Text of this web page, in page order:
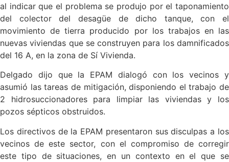
al indicar que el problema se produjo por el taponamiento
del colector del desagüe de dicho tanque, con el
movimiento de tierra producido por los trabajos en las
nuevas viviendas que se construyen para los damnificados
del 16 A, en la zona de Sí Vivienda.
Delgado dijo que la EPAM dialogó con los vecinos y
asumió las tareas de mitigación, disponiendo el trabajo de
2 hidrosuccionadores para limpiar las viviendas y los
pozos sépticos obstruidos.
Los directivos de la EPAM presentaron sus disculpas a los
vecinos de este sector, con el compromiso de corregir
este tipo de situaciones, en un contexto en el que se